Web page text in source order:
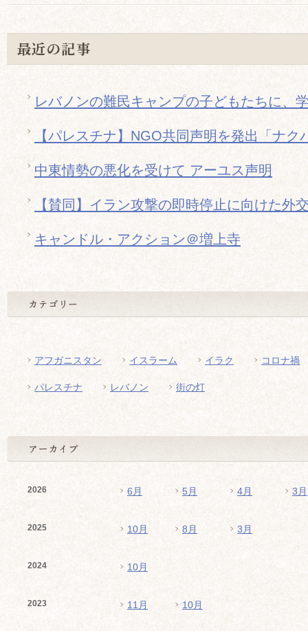
最近の記事
レバノンの難民キャンプの子どもたちに、
【パレスチナ】NGO共同声明を発出「ナク
中東情勢の悪化を受けて アーユス声明
【賛同】イラン攻撃の即時停止に向けた外
キャンドル・アクション＠増上寺
アフガニスタン イスラーム イラク コロナ禍
パレスチナ レバノン 街の灯
2026 6月 5月 4月 3月
2025 10月 8月 3月
2024 10月
2023 11月 10月